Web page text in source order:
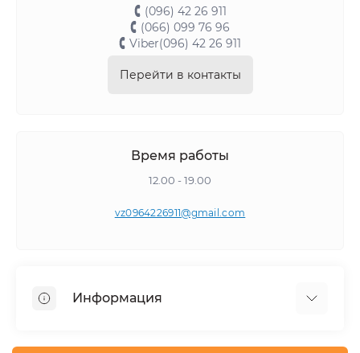
(096) 42 26 911
(066) 099 76 96
Viber(096) 42 26 911
Перейти в контакты
Время работы
12.00 - 19.00
vz0964226911@gmail.com
Информация